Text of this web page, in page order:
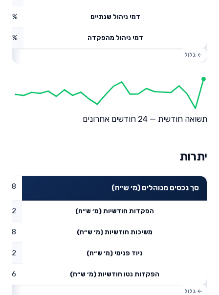
דמי ניהול שנתיים
דמי ניהול מהפקדה
תשואה חודשית — 24 חודשים אחרונים
יתרות
סך נכסים מנוהלים (מ׳ ש״ח)
הפקדות חודשיות (מ׳ ש״ח) 8.62
משיכות חודשיות (מ׳ ש״ח) 3.38
ניוד פנימי (מ׳ ש״ח)
הפקדות נטו חודשיות (מ׳ ש״ח)